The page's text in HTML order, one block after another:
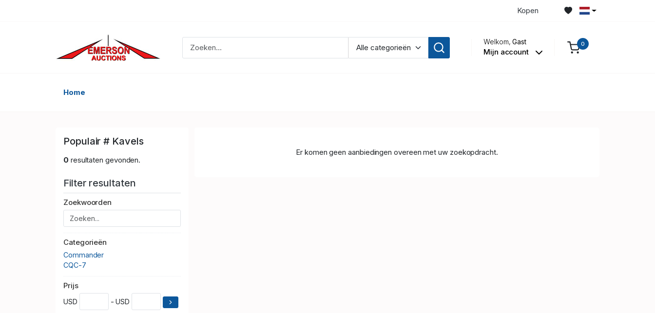
Kopen
Welkom,Gast
Mijn account
0
Home
Populair # Kavels
0 resultaten gevonden.
Filter resultaten
Zoekwoorden
Categorieën
Commander
CQC-7
Prijs
USD - USD
Er komen geen aanbiedingen overeen met uw zoekopdracht.